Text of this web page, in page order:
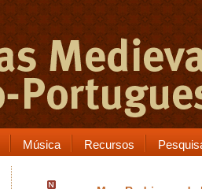
Música Recursos